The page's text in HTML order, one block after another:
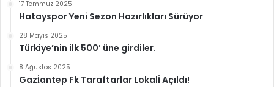
17 Temmuz 2025
Hatayspor Yeni Sezon Hazırlıkları Sürüyor
28 Mayıs 2025
Türkiye’nin ilk 500′ üne girdiler.
8 Ağustos 2025
Gazi̇antep Fk Taraftarlar Lokali̇ Açıldı!